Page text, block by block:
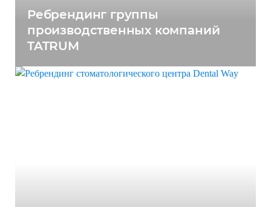
Ребрендинг группы
производственных компаний
TATRUM